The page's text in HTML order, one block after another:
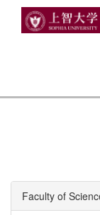
Faculty of